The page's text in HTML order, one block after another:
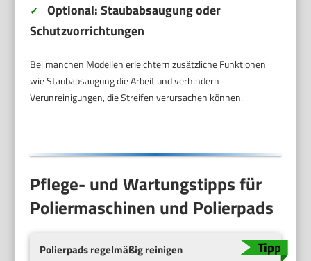
✓
Optional: Staubabsaugung oder
Schutzvorrichtungen
Bei manchen Modellen erleichtern zusätzliche Funktionen
wie Staubabsaugung die Arbeit und verhindern
Verunreinigungen, die Streifen verursachen können.
Pflege- und Wartungstipps für
Poliermaschinen und Polierpads
Polierpads regelmäßig reinigen